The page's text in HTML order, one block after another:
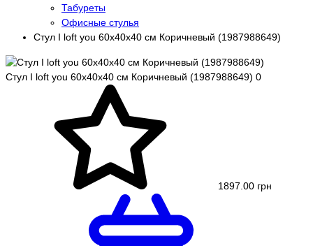
Табуреты
Офисные стулья
Стул I loft you 60х40х40 см Коричневый (1987988649)
Стул I loft you 60х40х40 см Коричневый (1987988649) 0
1897.00 грн